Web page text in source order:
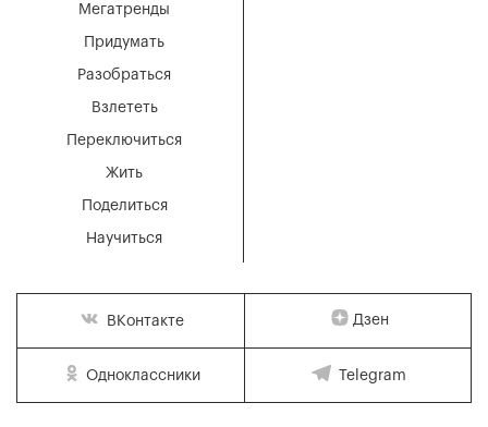
Мегатренды
Придумать
Разобраться
Взлететь
Переключиться
Жить
Поделиться
Научиться
ВКонтакте Дзен
Одноклассники Telegram